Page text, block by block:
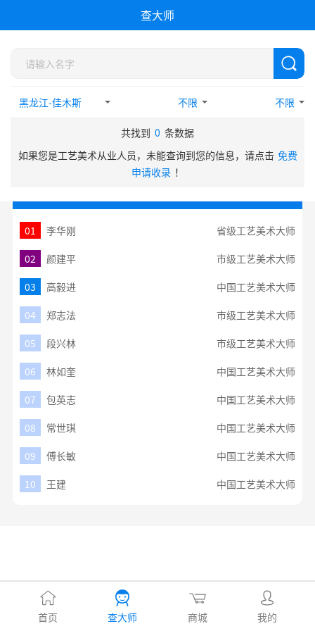
查大师
不限 不限
共找到 0 条数据
如果您是工艺美术从业人员，未能查询到您的信息，请点击 免费
申请收录 ！
01 李华刚
省级工艺美术大师
02
颜建平
市级工艺美术大师
03
高毅进
中国工艺美术大师
04
郑志法
市级工艺美术大师
05
段兴林
市级工艺美术大师
06
林如奎
中国工艺美术大师
07
包英志
中国工艺美术大师
08
常世琪
中国工艺美术大师
09
傅长敏
中国工艺美术大师
10
王建 中国工艺美术大师
首页 查大师 商城 我的